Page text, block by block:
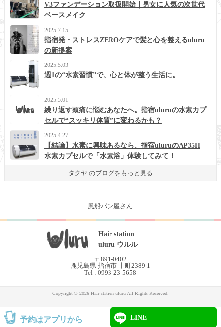
V3ファンデーション取扱開始｜男女に人気の次世代
ベースメイク
2025.7.15
指宿発・ストレスZEROケアで髪と心を整えるuluru
の新提案
2025.5.03
週1の“水素習慣”で、心と体が整う生活に。
2025.5.01
繰り返す頭痛に悩むあなたへ。指宿uluruの水素カプ
セルで“スッキリ体質”に変わるかも？
2025.4.27
【結論】水素に興味あるなら、指宿uluruのAP35H
水素カプセルで「水素浴」体験してみて！
タクヤ のブログをもっと見る
風船パン屋さん
Hair station
uluru ウルル
〒891-0402
鹿児島県 指宿市 十町2389-1
Tel : 0993-23-5658
予約はアプリから LINE
Copyright © 2026 Hair station uluru All Rights Reserved.